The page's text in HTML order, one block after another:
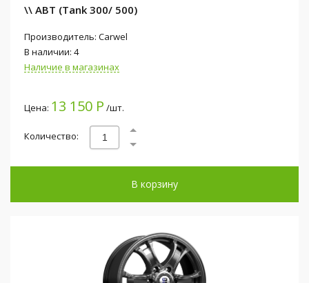
\\ ABT (Tank 300/ 500)
Производитель: Carwel
В наличии: 4
Наличие в магазинах
Цена: 13 150 Р /шт.
Количество:
В корзину